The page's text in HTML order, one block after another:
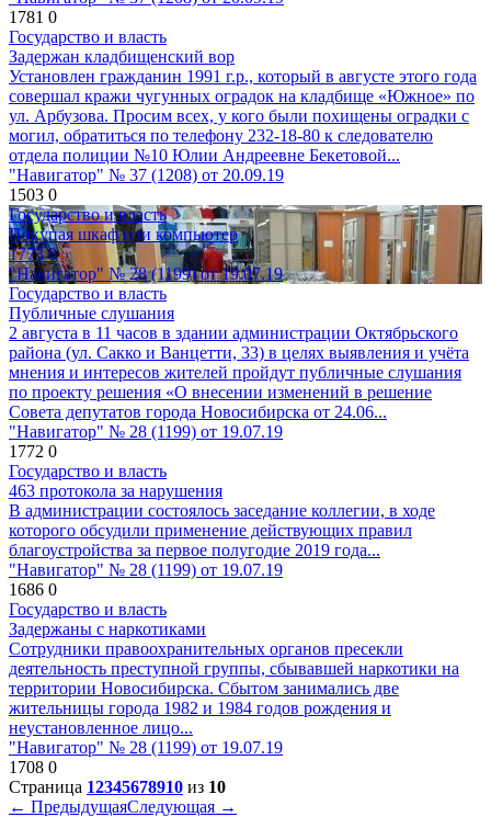
1781 0
Государство и власть
Задержан кладбищенский вор
Установлен гражданин 1991 г.р., который в августе этого года
совершал кражи чугунных оградок на кладбище «Южное» по
ул. Арбузова. Просим всех, у кого были похищены оградки с
могил, обратиться по телефону 232-18-80 к следователю
отдела полиции №10 Юлии Андреевне Бекетовой...
"Навигатор" № 37 (1208) от 20.09.19
1503 0
Государство и власть
Покупая шкаф или компьютер
17730
"Навигатор" № 28 (1199) от 19.07.19
Государство и власть
Публичные слушания
2 августа в 11 часов в здании администрации Октябрьского
района (ул. Сакко и Ванцетти, 33) в целях выявления и учёта
мнения и интересов жителей пройдут публичные слушания
по проекту решения «О внесении изменений в решение
Совета депутатов города Новосибирска от 24.06...
"Навигатор" № 28 (1199) от 19.07.19
1772 0
Государство и власть
463 протокола за нарушения
В администрации состоялось заседание коллегии, в ходе
которого обсудили применение действующих правил
благоустройства за первое полугодие 2019 года...
"Навигатор" № 28 (1199) от 19.07.19
1686 0
Государство и власть
Задержаны с наркотиками
Сотрудники правоохранительных органов пресекли
деятельность преступной группы, сбывавшей наркотики на
территории Новосибирска. Сбытом занимались две
жительницы города 1982 и 1984 годов рождения и
неустановленное лицо...
"Навигатор" № 28 (1199) от 19.07.19
1708 0
Страница 12345678910 из 10
← ПредыдущаяСледующая →